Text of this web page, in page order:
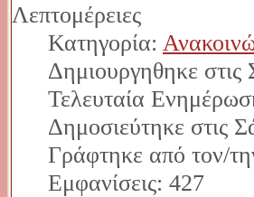
Λεπτομέρειες
Κατηγορία:
Δημιουργηθηκε
Τελευταία
Δημοσιεύτηκε στις
Γράφτηκε από τον/
Εμφανίσεις: 427